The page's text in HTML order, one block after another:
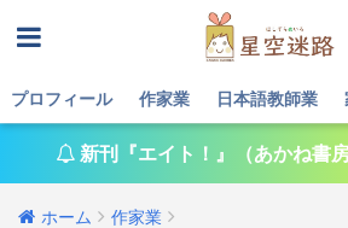
プロフィール 作家業 日本語教師業
新刊『エイト！』（あかね書
ホーム 作家業